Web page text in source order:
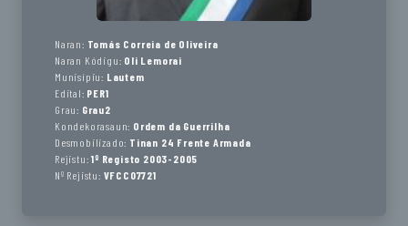
Naran: Tomás Correia de Oliveira
Naran Kódigu: Oli Lemorai
Munisípiu: Lautem
Edital: PER1
Grau: Grau2
Kondekorasaun: Ordem da Guerrilha
Desmobilizado: Tinan 24 Frente Armada
Rejistu: 1º Registo 2003-2005
Nº Rejistu: VFCC07721